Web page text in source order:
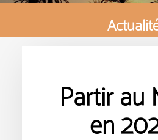
Partir au
en